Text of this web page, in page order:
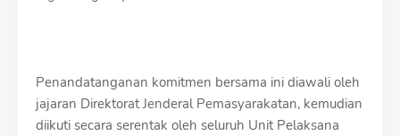
Penandatanganan komitmen bersama ini diawali oleh
jajaran Direktorat Jenderal Pemasyarakatan, kemudian
diikuti secara serentak oleh seluruh Unit Pelaksana